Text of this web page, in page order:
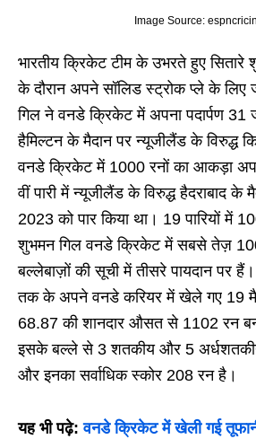
Image Source:
भारतीय क्रिकेट टीम के उभरते हुए सितारे
के दौरान अपने सॉलिड स्ट्रोक प्ले के
गिल ने वनडे क्रिकेट में अपना पदार्पण 31
हैमिल्टन के मैदान पर न्यूजीलैंड के विरुद्ध
वनडे क्रिकेट में 1000 रनों का आकड़ा
वीं पारी में न्यूजीलैंड के विरुद्ध हैदराबाद के
2023 को पार किया था। 19 पारियों में
शुभमन गिल वनडे क्रिकेट में सबसे तेज़
बल्लेबाज़ों की सूची में तीसरे पायदान पर
तक के अपने वनडे करियर में खेले गए 19
68.87 की शानदार औसत से 1102 रन
इसके बल्ले से 3 शतकीय और 5 अर्धशतकीय
और इनका सर्वाधिक स्कोर 208 रन है।
यह भी पढ़े: वनडे क्रिकेट में खेली गई